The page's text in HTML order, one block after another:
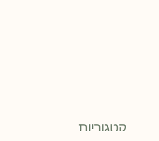
קטגוריות